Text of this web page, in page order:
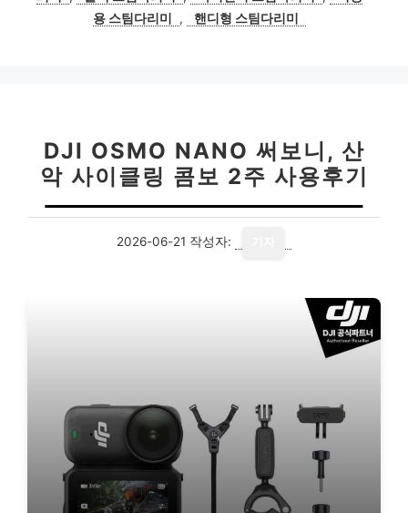
용 스팀다리미
, 핸디형 스팀다리미
DJI OSMO NANO 써보니, 산
악 사이클링 콤보 2주 사용후기
2026-06-21 작성자: